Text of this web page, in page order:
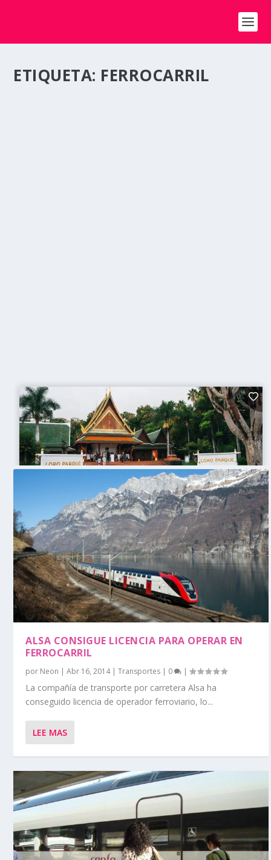
ETIQUETA: FERROCARRIL
ALSA CONSIGUE LICENCIA PARA OPERAR EN
FERROCARRIL
por Neon |Abr 16, 2014|Transportes | 0 |
La compañía de transporte por carretera Alsa ha
conseguido licencia de operador ferroviario, lo...
LEE MAS